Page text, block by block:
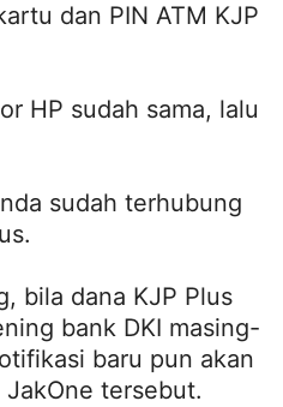
dan PIN ATM KJP
HP sudah sama, lalu
sudah terhubung
bila dana KJP Plus
bank DKI masing-
baru pun akan
tersebut.